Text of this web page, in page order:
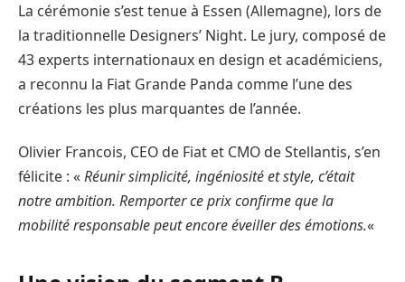
La cérémonie s’est tenue à Essen (Allemagne), lors de
la traditionnelle Designers’ Night. Le jury, composé de
43 experts internationaux en design et académiciens,
a reconnu la Fiat Grande Panda comme l’une des
créations les plus marquantes de l’année.
Olivier Francois, CEO de Fiat et CMO de Stellantis, s’en
félicite : «Réunir simplicité, ingéniosité et style, c’était
notre ambition. Remporter ce prix confirme que la
mobilité responsable peut encore éveiller des émotions.«